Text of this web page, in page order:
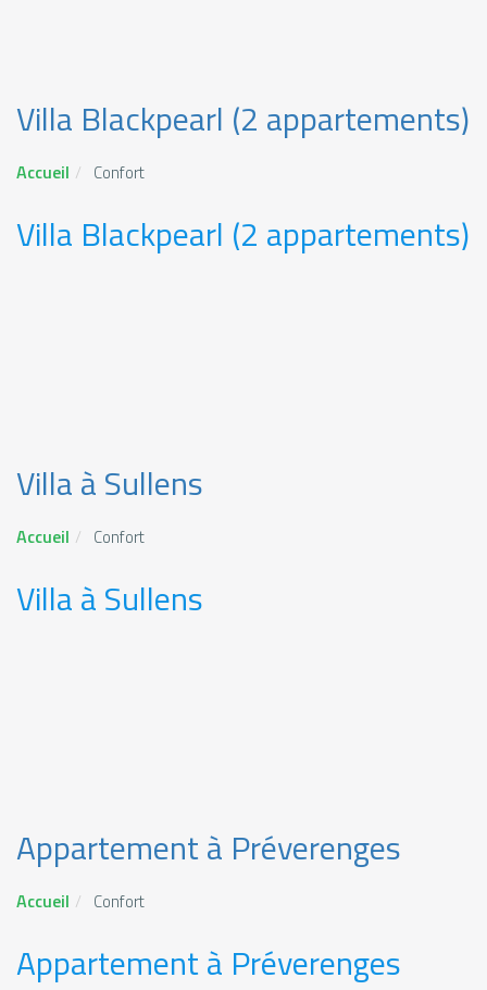
Villa Blackpearl (2 appartements)
Accueil Confort
Villa Blackpearl (2 appartements)
Villa à Sullens
Accueil Confort
Villa à Sullens
Appartement à Préverenges
Accueil Confort
Appartement à Préverenges